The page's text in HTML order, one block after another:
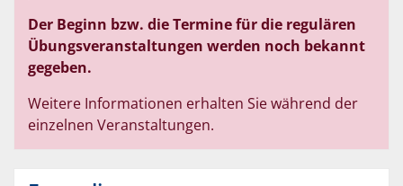
Der Beginn bzw. die Termine für die regulären
Übungsveranstaltungen werden noch bekannt
gegeben.
Weitere Informationen erhalten Sie während der
einzelnen Veranstaltungen.